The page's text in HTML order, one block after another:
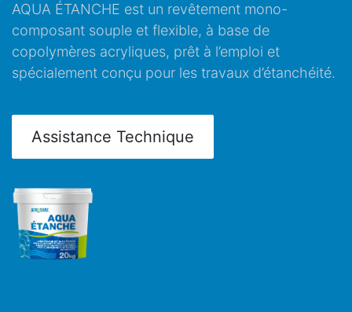
AQUA ÉTANCHE est un revêtement mono-
composant souple et flexible, à base de
copolymères acryliques, prêt à l’emploi et
spécialement conçu pour les travaux d’étanchéité.
Assistance Technique